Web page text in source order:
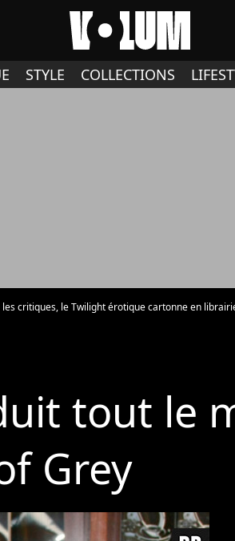
STYLE COLLECTIONS
les critiques, le Twilight érotique cartonne en
tout le
Grey